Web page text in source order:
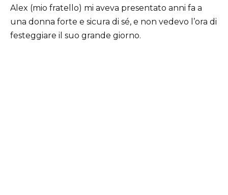
Alex (mio fratello) mi aveva presentato anni fa a
una donna forte e sicura di sé, e non vedevo l’ora di
festeggiare il suo grande giorno.